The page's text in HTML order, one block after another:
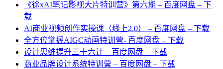
《徐xAI笔记影视大片特训营》第六期 – 百度网盘 – 下
载
AI商业视频创作实操课（线上2.0） – 百度网盘 – 下载
全方位掌握AIGC动画特训营- 百度网盘 – 下载
设计思维提升三十六计 – 百度网盘 – 下载
商业品牌设计系统特训营 – 百度网盘 – 下载